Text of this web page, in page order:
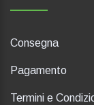
Consegna
Pagamento
Termini e